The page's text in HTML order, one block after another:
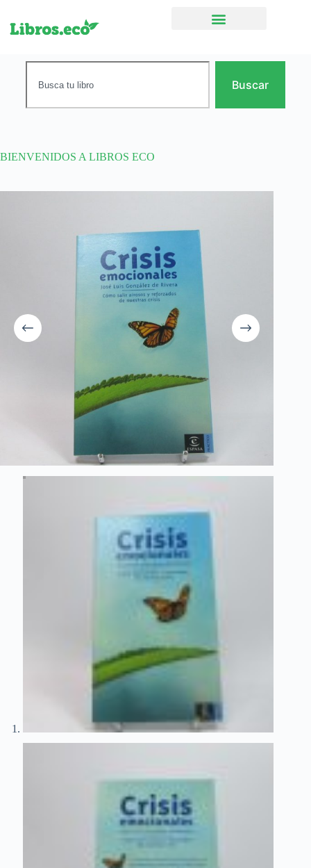
Buscar
BIENVENIDOS A LIBROS ECO